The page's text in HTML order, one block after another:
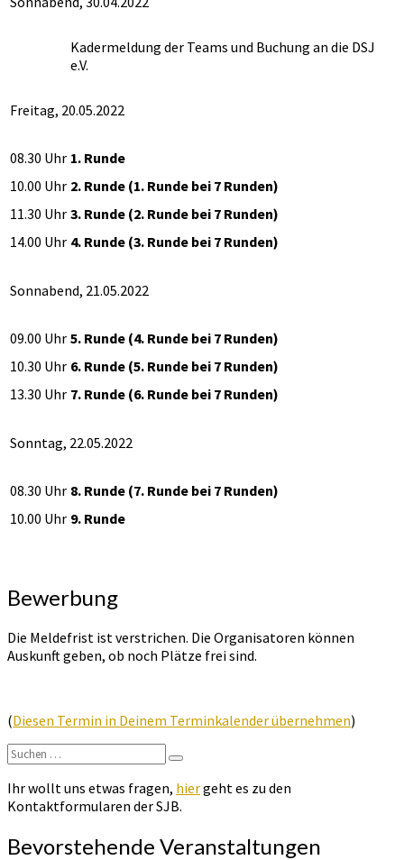
Kadermeldung der Teams und Buchung an die DSJ
e.V.
Freitag, 20.05.2022
08.30 Uhr 1. Runde
10.00 Uhr 2. Runde (1. Runde bei 7 Runden)
11.30 Uhr 3. Runde (2. Runde bei 7 Runden)
14.00 Uhr 4. Runde (3. Runde bei 7 Runden)
Sonnabend, 21.05.2022
09.00 Uhr 5. Runde (4. Runde bei 7 Runden)
10.30 Uhr 6. Runde (5. Runde bei 7 Runden)
13.30 Uhr 7. Runde (6. Runde bei 7 Runden)
Sonntag, 22.05.2022
08.30 Uhr 8. Runde (7. Runde bei 7 Runden)
10.00 Uhr 9. Runde
Bewerbung
Die Meldefrist ist verstrichen. Die Organisatoren können
Auskunft geben, ob noch Plätze frei sind.
(Diesen Termin in Deinem Terminkalender übernehmen)
Suchen
nach:
Suchen
Ihr wollt uns etwas fragen, hiergeht es zu den
Kontaktformularen der SJB.
Bevorstehende Veranstaltungen